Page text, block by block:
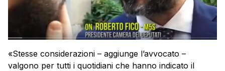
«Stesse considerazioni – aggiunge l’avvocato –
valgono per tutti i quotidiani che hanno indicato il